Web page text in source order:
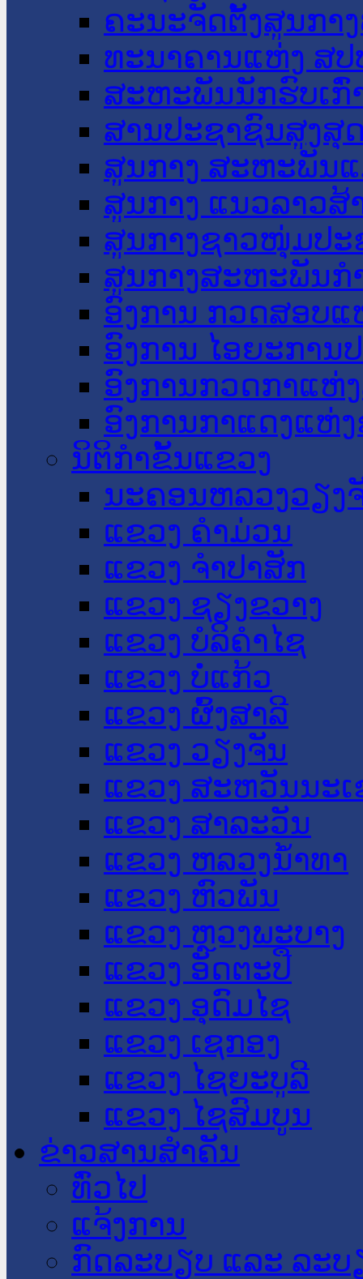
ຄະນະຈັດຕັ້ງສູນກາ
ທະນາຄານແຫ່ງ ສປ
ສະຫະພັນນັກຮົບເກົ່
ສານປະຊາຊົນສູງສຸ
ສູນກາງ ສະຫະພັນ
ສູນກາງ ແນວລາວສ້
ສູນກາງຊາວໜຸ່ມປະ
ສູນກາງສະຫະພັນກ
ອົງການ ກວດສອບແ
ອົງການ ໄອຍະການ
ອົງການກວດກາແຫ່
ອົງການກາແດງແຫ່
ນິຕິກໍາຂັ້ນແຂວງ
ນະ​ຄອນ​ຫລວງວຽງ
ແຂວງ ຄໍາມ່ວນ
ແຂວງ ຈໍາປາສັກ
ແຂວງ ຊຽງຂວາງ
ແຂວງ ບໍລິຄໍາໄຊ
ແຂວງ ບໍ່ແກ້ວ
ແຂວງ ຜົ້ງສາລີ
ແຂວງ ວຽງຈັນ
ແຂວງ ສະຫວັນນະ
ແຂວງ ສາລະວັນ
ແຂວງ ຫລວງນໍ້າທາ
ແຂວງ ຫົວພັນ
ແຂວງ ຫຼວງພະບາງ
ແຂວງ ອັດຕະປື
ແຂວງ ອຸດົມໄຊ
ແຂວງ ເຊກອງ
ແຂວງ ໄຊຍະບູລີ
ແຂວງ ໄຊສົມບູນ
ຂ່າວສານສໍາຄັນ
​ທົ່ວ​ໄປ
ແຈ້ງການ
ກົດລະບຽບ ແລະ ລະບ